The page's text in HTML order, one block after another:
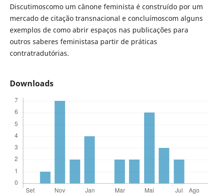
Discutimoscomo um cânone feminista é construído por um
mercado de citação transnacional e concluímoscom alguns
exemplos de como abrir espaços nas publicações para
outros saberes feministasa partir de práticas
contratradutórias.
Downloads